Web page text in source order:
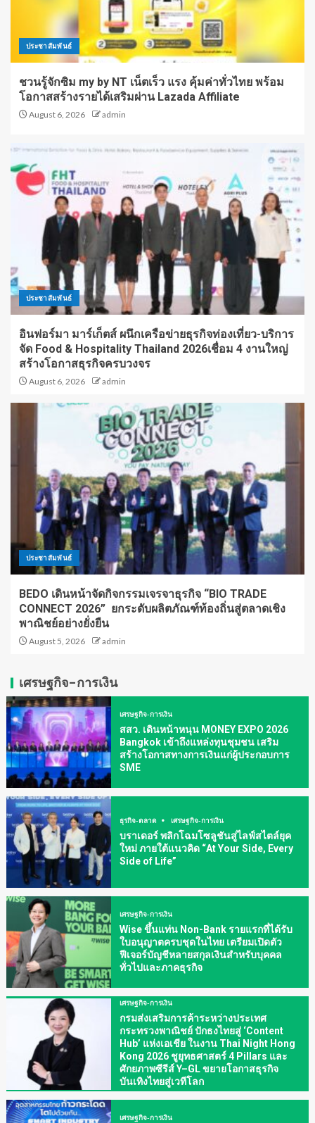
ประชาสัมพันธ์
ชวนรู้จักซิม my by NT เน็ตเร็ว แรง คุ้มค่าทั่วไทย พร้อม
โอกาสสร้างรายได้เสริมผ่าน Lazada Affiliate
August 6, 2026 admin
ประชาสัมพันธ์
อินฟอร์มา มาร์เก็ตส์ ผนึกเครือข่ายธุรกิจท่องเที่ยว-บริการ
จัด Food & Hospitality Thailand 2026เชื่อม 4 งานใหญ่
สร้างโอกาสธุรกิจครบวงจร
August 6, 2026 admin
ประชาสัมพันธ์
BEDO เดินหน้าจัดกิจกรรมเจรจาธุรกิจ “BIO TRADE
CONNECT 2026” ยกระดับผลิตภัณฑ์ท้องถิ่นสู่ตลาดเชิง
พาณิชย์อย่างยั่งยืน
August 5, 2026 admin
เศรษฐกิจ-การเงิน
เศรษฐกิจ-การเงิน
สสว. เดินหน้าหนุน MONEY EXPO 2026
Bangkok เข้าถึงแหล่งทุนชุมชน เสริม
สร้างโอกาสทางการเงินแก่ผู้ประกอบการ
SME
ธุรกิจ-ตลาด เศรษฐกิจ-การเงิน
บราเดอร์ พลิกโฉมโซลูชันสู่ไลฟ์สไตล์ยุค
ใหม่ ภายใต้แนวคิด “At Your Side, Every
Side of Life”
เศรษฐกิจ-การเงิน
Wise ขึ้นแท่น Non-Bank รายแรกที่ได้รับ
ใบอนุญาตครบชุดในไทย เตรียมเปิดตัว
ฟีเจอร์บัญชีหลายสกุลเงินสำหรับบุคคล
ทั่วไปและภาคธุรกิจ
เศรษฐกิจ-การเงิน
กรมส่งเสริมการค้าระหว่างประเทศ
กระทรวงพาณิชย์ ปักธงไทยสู่ ‘Content
Hub’ แห่งเอเชีย ในงาน Thai Night Hong
Kong 2026 ชูยุทธศาสตร์ 4 Pillars และ
ศักยภาพซีรีส์ Y–GL ขยายโอกาสธุรกิจ
บันเทิงไทยสู่เวทีโลก
เศรษฐกิจ-การเงิน